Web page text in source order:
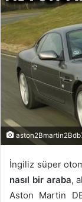
İngiliz süper
nasıl bir araba,
Aston Martin